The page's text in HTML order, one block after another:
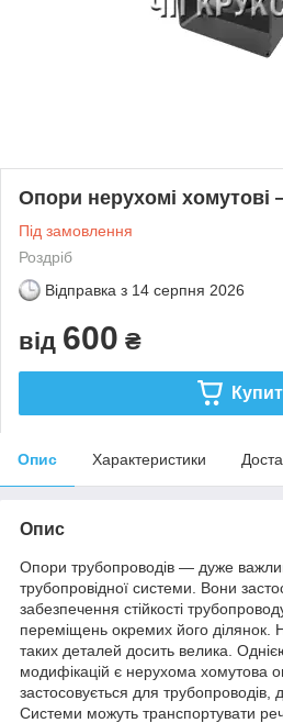
Опори нерухомі хомутові
Під замовлення
Роздріб
Відправка з 14 серпня 2026
від 600 ₴
Опис Характеристики
Опис
Опори трубопроводів — дуже
трубопровідної системи. Вони
забезпечення стійкості
переміщень окремих його ділянок.
таких деталей досить велика.
модифікацій є нерухома хомутова
застосовується для трубопроводів,
Системи можуть транспортувати